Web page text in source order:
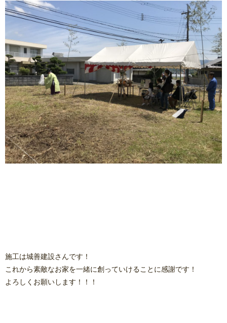
施工は城善建設さんです！
これから素敵なお家を一緒に創っていけることに感謝です！
よろしくお願いします！！！